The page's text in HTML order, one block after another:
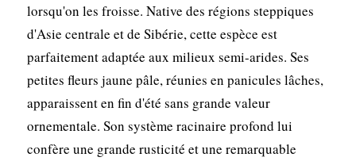
lorsqu'on les froisse. Native des régions steppiques
d'Asie centrale et de Sibérie, cette espèce est
parfaitement adaptée aux milieux semi-arides. Ses
petites fleurs jaune pâle, réunies en panicules lâches,
apparaissent en fin d'été sans grande valeur
ornementale. Son système racinaire profond lui
confère une grande rusticité et une remarquable